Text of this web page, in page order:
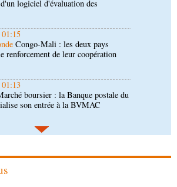
renforcement de leur coopération
boursier : la Banque postale du
son entrée à la BVMAC
du développement: la
Congo mise sur sa diaspora
présente sa politique économique et
2029 au Parlement